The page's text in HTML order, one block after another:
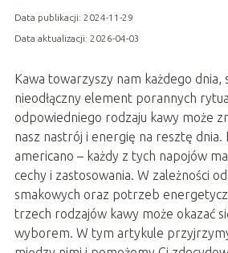
Data publikacji: 2024-11-29
Data aktualizacji: 2026-04-03
Kawa towarzyszy nam każdego dnia,
nieodłączny element porannych
odpowiedniego rodzaju kawy może
nasz nastrój i energię na resztę dnia.
americano – każdy z tych napojów
cechy i zastosowania. W zależności
smakowych oraz potrzeb
trzech rodzajów kawy może okazać
wyborem. W tym artykule